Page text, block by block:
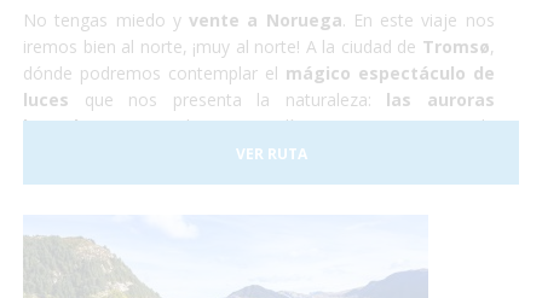
No tengas miedo y vente a Noruega. En este viaje nos
iremos bien al norte, ¡muy al norte! A la ciudad de Tromsø,
dónde podremos contemplar el mágico espectáculo de
luces que nos presenta la naturaleza: las auroras
boreales.Durante los cuatro días que estaremos en la
ciudad también podremos hacer una excursión a un
campamento de renos Sami, conocer la ciudad y hacer un
zona.
VER RUTA